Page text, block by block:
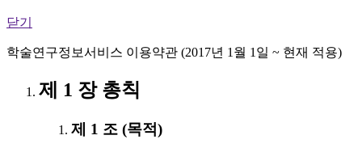
닫기
학술연구정보서비스 이용약관 (2017년 1월 1일 ~ 현재 적용)
제 1 장 총칙
제 1 조 (목적)